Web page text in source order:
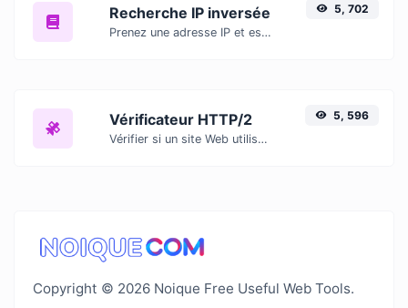
Recherche IP inversée
Prenez une adresse IP et essayez de rechercher le domaine/hôte qui lui est associé.
5, 702
Vérificateur HTTP/2
Vérifier si un site Web utilise ou non le nouveau protocole HTTP/2.
5, 596
Copyright © 2026 Noique Free Useful Web Tools.